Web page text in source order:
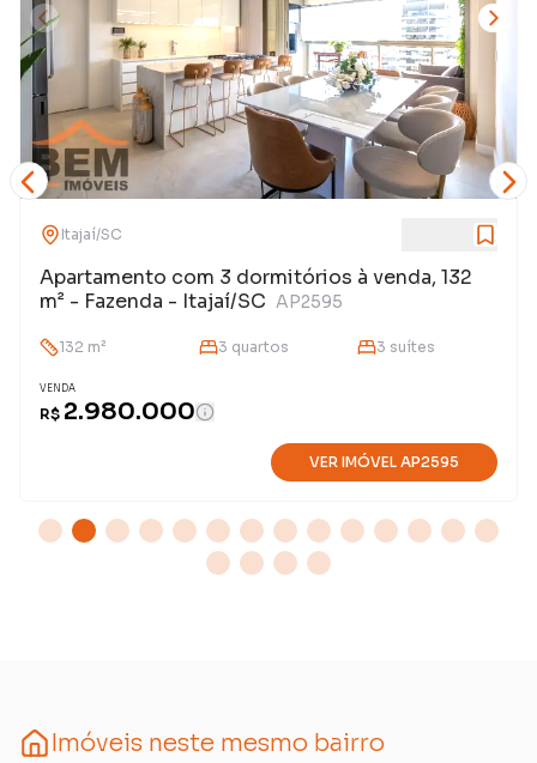
Itajaí/SC
Apartamento com 3 dormitórios à venda, 132
m² - Fazenda - Itajaí/SC AP2595
132 m² 3 quartos 3 suítes
VENDA
R$ 2.980.000
VER IMÓVEL AP2595
Imóveis neste mesmo bairro